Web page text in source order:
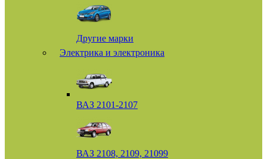
Другие марки
Электрика и электроника
ВАЗ 2101-2107
ВАЗ 2108, 2109, 21099